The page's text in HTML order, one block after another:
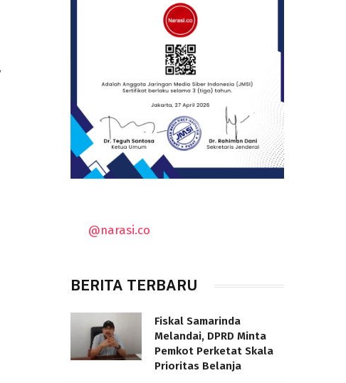
@narasi.co
BERITA TERBARU
Fiskal Samarinda
Melandai, DPRD Minta
Pemkot Perketat Skala
Prioritas Belanja